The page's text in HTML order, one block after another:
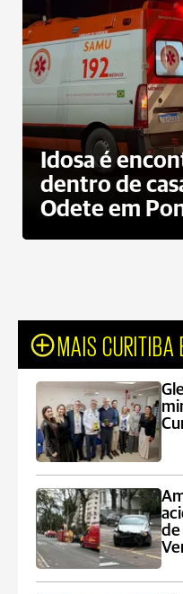
Idosa é
dentro de
Odete em
MAIS CURITIBA
de